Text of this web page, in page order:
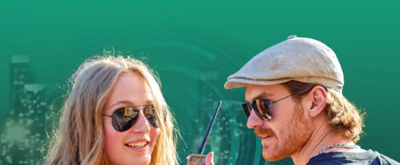
INT AT CH
DE
ES
FR UK
IE
IT
NL